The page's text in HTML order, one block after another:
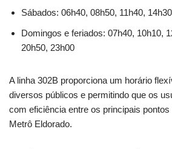
Sábados: 06h40, 08h50, 11h40,
Domingos e feriados: 07h40, 10h10,
20h50, 23h00
A linha 302B proporciona um horário
diversos públicos e permitindo que os
com eficiência entre os principais
Metrô Eldorado.